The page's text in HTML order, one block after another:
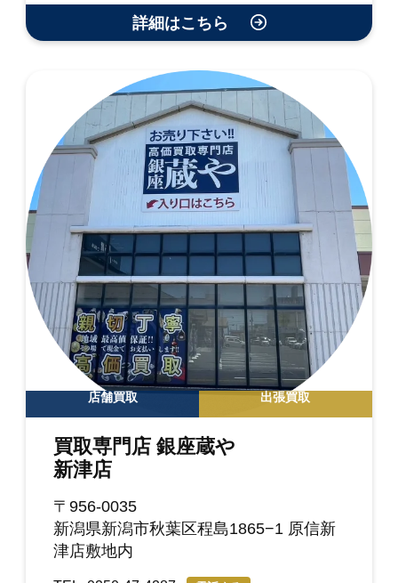
詳細はこちら
店舗買取 出張買取
買取専門店 銀座蔵や
新津店
〒956-0035
新潟県新潟市秋葉区程島1865−1 原信新
津店敷地内